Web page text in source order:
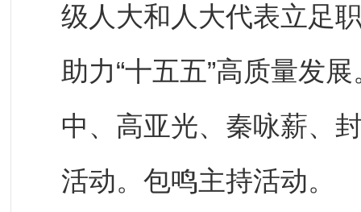
级人大和人大代表立足
助力“十五五”高质量发
中、高亚光、秦咏薪、
活动。包鸣主持活动。